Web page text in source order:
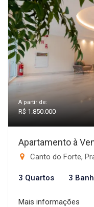
A partir de:
R$ 1.850.000
Apartamento à
Canto do Forte,
3 Quartos 3
Mais informações